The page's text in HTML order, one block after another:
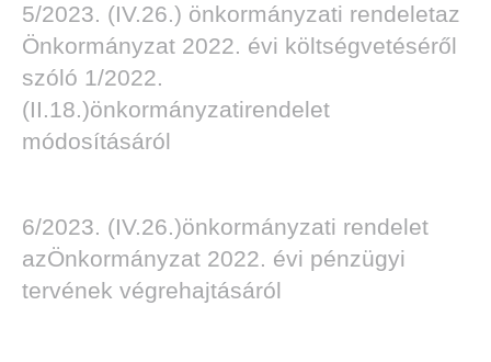
5/2023. (IV.26.) önkormányzati rendeletaz
Önkormányzat 2022. évi költségvetéséről
szóló 1/2022.
(II.18.)önkormányzatirendelet
módosításáról
6/2023. (IV.26.)önkormányzati rendelet
azÖnkormányzat 2022. évi pénzügyi
tervének végrehajtásáról